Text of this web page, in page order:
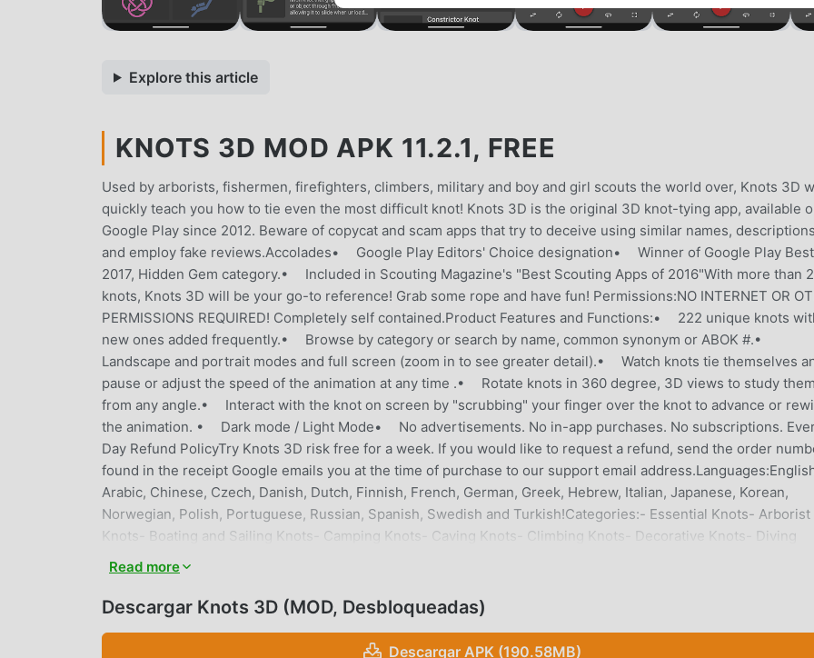
Explore this article
KNOTS 3D MOD APK 11.2.1, FREE
Used by arborists, fishermen, firefighters, climbers, military and boy and girl scouts the world over, Knots 3D
quickly teach you how to tie even the most difficult knot! Knots 3D is the original 3D knot-tying app, available
Google Play since 2012. Beware of copycat and scam apps that try to deceive using similar names, descriptions
and employ fake reviews.Accolades• Google Play Editors' Choice designation• Winner of Google Play
2017, Hidden Gem category.• Included in Scouting Magazine's "Best Scouting Apps of 2016"With more than
knots, Knots 3D will be your go-to reference! Grab some rope and have fun! Permissions:NO INTERNET OR
PERMISSIONS REQUIRED! Completely self contained.Product Features and Functions:• 222 unique knots
new ones added frequently.• Browse by category or search by name, common synonym or ABOK #.•
Landscape and portrait modes and full screen (zoom in to see greater detail).• Watch knots tie themselves
pause or adjust the speed of the animation at any time .• Rotate knots in 360 degree, 3D views to study them
from any angle.• Interact with the knot on screen by "scrubbing" your finger over the knot to advance or
the animation. • Dark mode / Light Mode• No advertisements. No in-app purchases. No subscriptions.
Day Refund PolicyTry Knots 3D risk free for a week. If you would like to request a refund, send the order
found in the receipt Google emails you at the time of purchase to our support email
Arabic, Chinese, Czech, Danish, Dutch, Finnish, French, German, Greek, Hebrew, Italian, Japanese, Korean,
Norwegian, Polish, Portuguese, Russian, Spanish, Swedish and Turkish!Categories:- Essential Knots- Arborist
Knots- Boating and Sailing Knots- Camping Knots- Caving Knots- Climbing Knots- Decorative Knots- Diving
and Film KnotsTypes:- Bends- Binding Knots- Friction Hitches- Hitches- Lashings- Loop Knots- Quick Release-
Stopper KnotsThe complete list of knots: https://knots3d.com/en/complete-listKnots 3D is the perfect app for
anyone who wants to learn how to tie knots for fishing, climbing, and boating. Whether you're a beginner or an
experienced knot-tyer, Knots 3D has everything you need to become an expert. Download it now and start
Read more
Descargar Knots 3D (MOD, Desbloqueadas)
Descargar APK (190.58MB)